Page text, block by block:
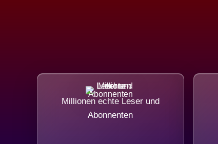
Millionen echte Leser und
Abonnenten